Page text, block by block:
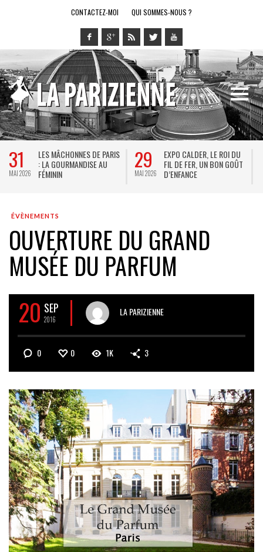
CONTACTEZ-MOI QUI SOMMES-NOUS ?
DE PARIS
AU
29
MAI 2026
EXPO CALDER, LE ROI DU
FIL DE FER, UN BON GOÛT
28
MAI 2026
LE RING DE
SPECTACLE EN
ÉVÈNEMENTS
OUVERTURE DU GRAND
MUSÉE DU PARFUM
20 SEP
2016
LA PARIZIENNE
0 0 1K 3